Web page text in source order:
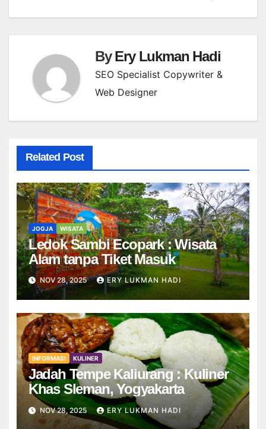
ByEry Lukman Hadi
SEO Specialist Copywriter &
Web Designer
Related Post
JOGJA WISATA
Ledok Sambi Ecopark : Wisata
Alam tanpa Tiket Masuk
NOV 28, 2025 ERY LUKMAN HADI
INFORMASI KULINER
Jadah Tempe Kaliurang : Kuliner
Khas Sleman, Yogyakarta
NOV 28, 2025 ERY LUKMAN HADI